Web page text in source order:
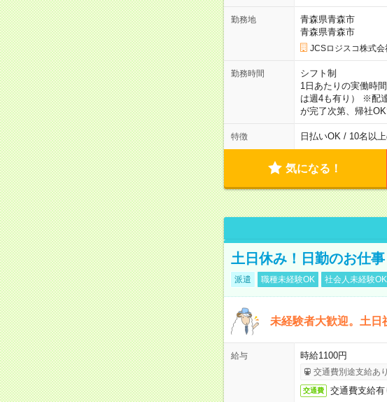
勤務地
青森県青森市
青森県青森市
JCSロジスコ株式会
勤務時間
シフト制
1日あたりの実働時
は週4も有り） ※配
が完了次第、帰社
特徴 日払いOK / 10名以
気になる！
土日休み！日勤のお仕
派遣 職種未経験OK 社会人未経験OK
未経験者大歓迎。土日
給与 時給1100円
交通費別途支給あり
交通費 交通費支給有